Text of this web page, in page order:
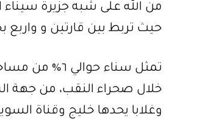
من الله على شبه جزيرة
حيث تربط بين قارتين و واربع
تمثل سناء
خلال صحراء النقب، من جهة
وغلابا يحدها خليج وقناة